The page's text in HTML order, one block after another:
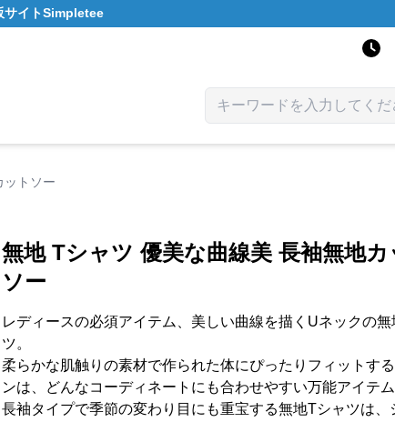
サイトSimpletee
ットソー
無地 Tシャツ 優美な曲線美 長袖無地カ
ソー
レディースの必須アイテム、美しい曲線を描くUネックの無
ツ。
柔らかな肌触りの素材で作られた体にぴったりフィットす
ンは、どんなコーディネートにも合わせやすい万能アイテム
長袖タイプで季節の変わり目にも重宝する無地Tシャツは、